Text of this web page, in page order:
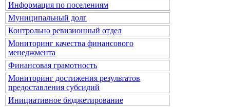
Информация по поселениям
Муниципальный долг
Контрольно ревизионный отдел
Мониторинг качества финансового
менеджмента
Финансовая грамотность
Мониторинг достижения результатов
предоставления субсидий
Инициативное бюджетирование